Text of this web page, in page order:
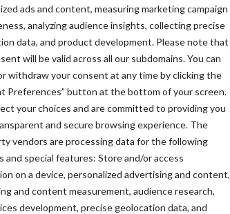
ads and content, measuring marketing campaign
analyzing audience insights, collecting precise
data, and product development. Please note that
will be valid across all our subdomains. You can
withdraw your consent at any time by clicking the
Preferences” button at the bottom of your screen.
your choices and are committed to providing you
and secure browsing experience. The
vendors are processing data for the following
and special features: Store and/or access
on a device, personalized advertising and content,
and content measurement, audience research,
development, precise geolocation data, and